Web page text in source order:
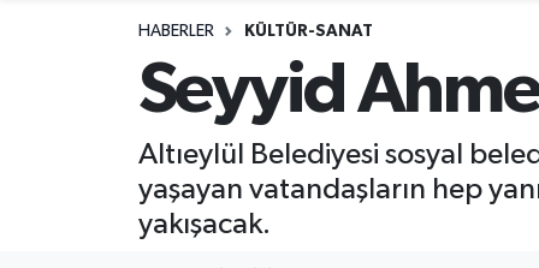
HABERLER KÜLTÜR-SANAT
Seyyid
Altıeylül Belediyesi sosyal
yaşayan vatandaşların hep
yakışacak.